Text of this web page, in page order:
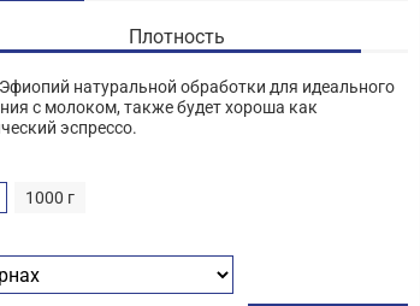
Плотность
натуральной обработки для идеального
с молоком, также будет хороша как
эспрессо.
1000 г